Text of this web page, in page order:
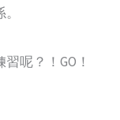
呢？！GO！